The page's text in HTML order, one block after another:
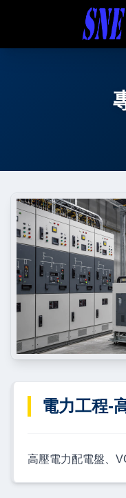
電力工程-
高壓電力配電盤、